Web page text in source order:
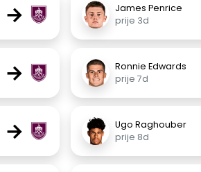
→
James Penrice
prije 3d
→
Ronnie Edwards
prije 7d
→
Ugo Raghouber
prije 8d